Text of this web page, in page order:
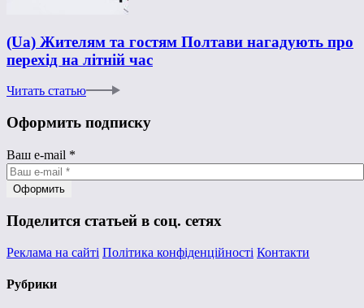
(Ua) Жителям та гостям Полтави нагадують про
перехід на літній час
Читать статью
Оформить подписку
Ваш e-mail *
Поделится статьей в соц. сетях
Реклама на сайті Політика конфіденційності Контакти
Рубрики